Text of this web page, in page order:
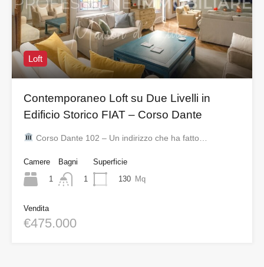
Loft
Contemporaneo Loft su Due Livelli in
Edificio Storico FIAT – Corso Dante
Corso Dante 102 – Un indirizzo che ha fatto…
Camere
1
Bagni
1
Superficie
130 Mq
Vendita
€475.000